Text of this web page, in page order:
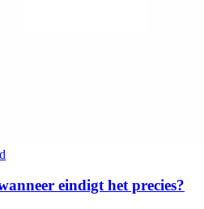
eindigt het precies?